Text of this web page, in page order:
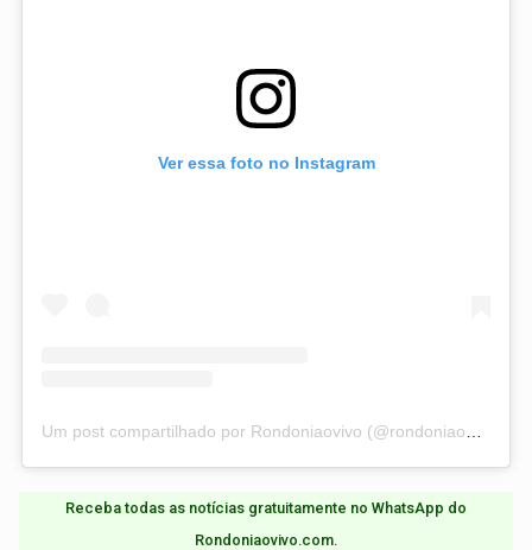
Ver essa foto no Instagram
Receba todas as notícias gratuitamente no WhatsApp do
Rondoniaovivo.com.​